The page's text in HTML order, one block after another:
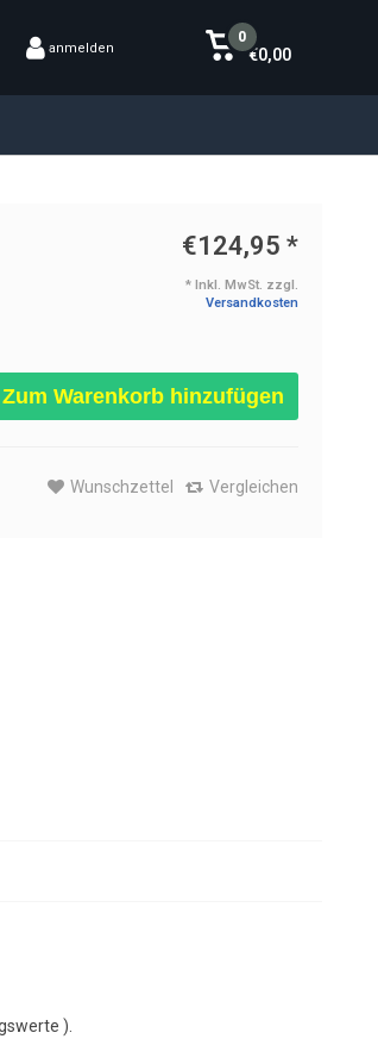
anmelden
0
€0,00
€124,95 *
* Inkl. MwSt. zzgl.
Versandkosten
Warenkorb hinzufügen
Wunschzettel
Vergleichen
).